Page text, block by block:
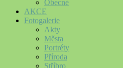
Obecné
AKCE
Fotogalerie
Akty
Města
Portréty
Příroda
Stříbro